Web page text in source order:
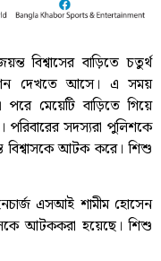
বিশ্বাসের বাড়িতে চতুর্থ
দেখতে আসে। এ সময়
মেয়েটি বাড়িতে গিয়ে
পরিবারের সদস্যরা পুলিশকে
বিশ্বাসকে আটক করে। শিশু
এসআই শামীম হোসেন
আটককরা হয়েছে। শিশু